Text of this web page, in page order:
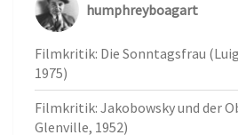
humphreyboagart
Filmkritik: Die Sonntagsfrau
1975)
Filmkritik: Jakobowsky und der
Glenville, 1952)